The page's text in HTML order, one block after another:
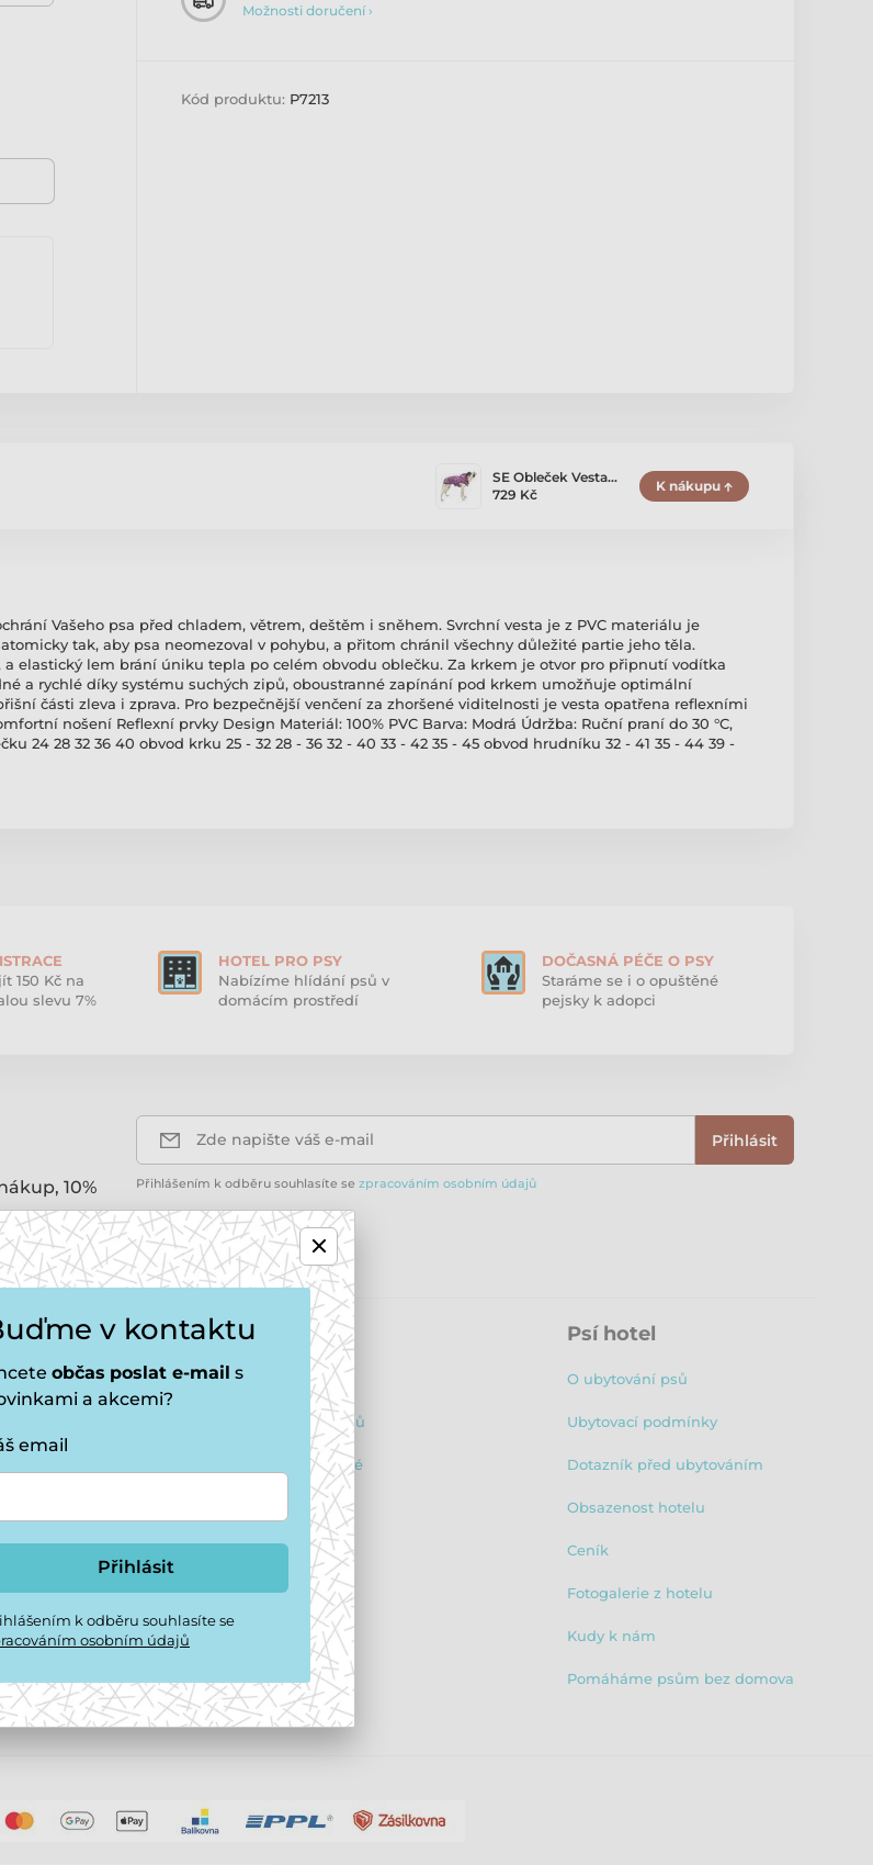
Možnosti doručení ›
Kód produktu: P7213
SE Obleček Vesta…
729 Kč
K nákupu
Vašeho psa před chladem, větrem, deštěm i sněhem. Svrchní vesta je z PVC materiálu je
tak, aby psa neomezoval v pohybu, a přitom chránil všechny důležité partie jeho těla.
elastický lem brání úniku tepla po celém obvodu oblečku. Za krkem je otvor pro připnutí vodítka
a rychlé díky systému suchých zipů, oboustranné zapínání pod krkem umožňuje optimální
části zleva i zprava. Pro bezpečnější venčení za zhoršené viditelnosti je vesta opatřena reflexními
nošení Reflexní prvky Design Materiál: 100% PVC Barva: Modrá Údržba: Ruční praní do 30 °C,
24 28 32 36 40 obvod krku 25 - 32 28 - 36 32 - 40 33 - 42 35 - 45 obvod hrudníku 32 - 41 35 - 44 39 -
150 Kč na
slevu 7%
HOTEL PRO PSY
Nabízíme hlídání psů v
domácím prostředí
DOČASNÁ PÉČE O PSY
Staráme se i o opuštěné
pejsky k adopci
10%
Zde napište váš e-mail Přihlásit
Přihlášením k odběru souhlasíte se zpracováním osobním údajů
E-shop
Obchodní podmínky
Ochrana osobních údajů
Výhody pro registrované
Dárkové poukazy
Značky v naší nabídce
Psí hotel
O ubytování psů
Ubytovací podmínky
Dotazník před ubytováním
Obsazenost hotelu
Ceník
Fotogalerie z hotelu
Kudy k nám
Pomáháme psům bez domova
v kontaktu
občas poslat e-mail s
a akcemi?
email
Přihlásit
k odběru souhlasíte se
osobním údajů